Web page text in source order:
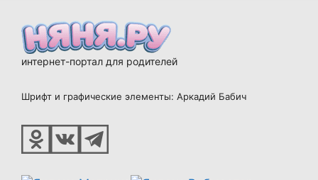
интернет-портал для родителей
Шрифт и графические элементы: Аркадий Бабич